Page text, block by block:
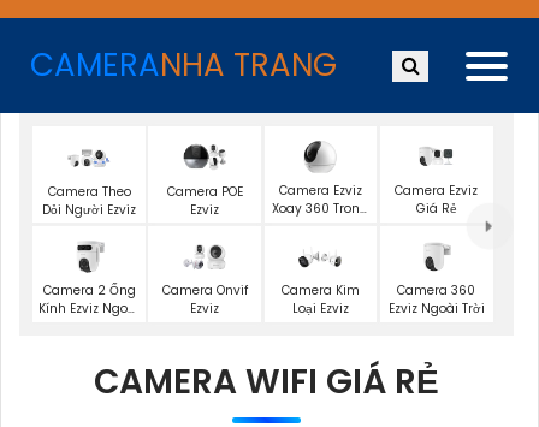
CAMERANHA TRANG
Camera Theo
Dỏi Người Ezviz
Camera POE
Ezviz
Camera Ezviz
Xoay 360 Trong
Camera Ezviz
Giá Rẻ
Camera 2 Ống
Kính Ezviz Ngoài
Camera Onvif
Ezviz
Camera Kim
Loại Ezviz
Camera 360
Ezviz Ngoài Trời
CAMERA WIFI GIÁ RẺ